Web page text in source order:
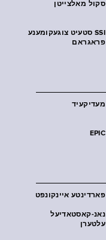
סקול מאלצייטן
SSI סטעיט צוגעקומענע
פראגראם
מעדיקעיד
EPIC
פארדינטע איינקונפט
נאנ-קאסטאדיעל
עלטערן